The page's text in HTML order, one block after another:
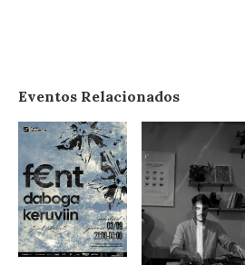
Eventos Relacionados